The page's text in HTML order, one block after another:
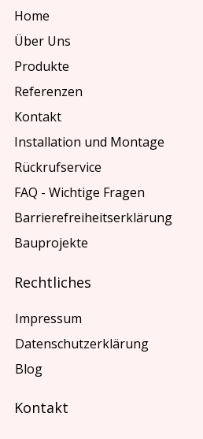
Home
Über Uns
Produkte
Referenzen
Kontakt
Installation und Montage
Rückrufservice
FAQ - Wichtige Fragen
Barrierefreiheitserklärung
Bauprojekte
Kontakt
Rechtliches
Impressum
Datenschutzerklärung
Blog